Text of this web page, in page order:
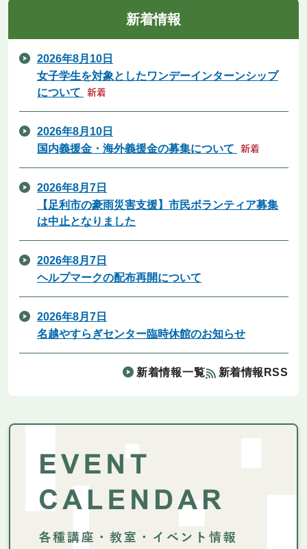
新着情報
2026年8月10日
女子学生を対象としたワンデーインターンシップ
について
2026年8月10日
国内義援金・海外義援金の募集について
2026年8月7日
【足利市の豪雨災害支援】市民ボランティア募集
は中止となりました
2026年8月7日
ヘルプマークの配布再開について
2026年8月7日
名越やすらぎセンター臨時休館のお知らせ
新着情報一覧 新着情報RSS